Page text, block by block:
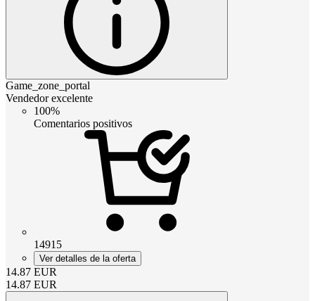
Game_zone_portal
Vendedor excelente
100%
Comentarios positivos
14915
Ver detalles de la oferta
14.87 EUR
14.87 EUR